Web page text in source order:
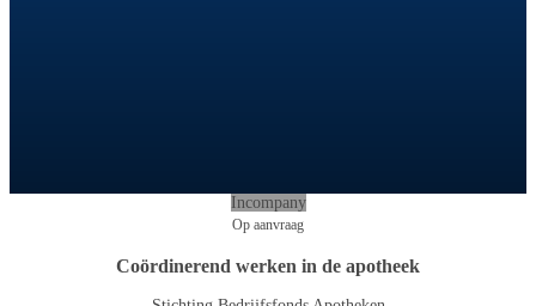
Incompany
Op aanvraag
Coördinerend werken in de apotheek